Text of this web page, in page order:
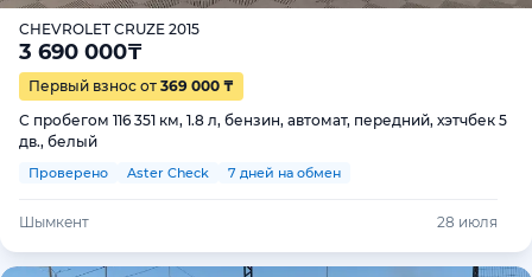
CHEVROLET CRUZE 2015
3 690 000₸
Первый взнос от 369 000 ₸
С пробегом 116 351 км, 1.8 л, бензин, автомат, передний, хэтчбек 5
дв., белый
Проверено Aster Check 7 дней на обмен
Шымкент 28 июля